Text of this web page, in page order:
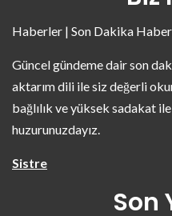
Haberler | Son Dakika
Güncel gündeme dair son
aktarım dili ile siz değerli
bağlılık ve yüksek sadakat
huzurunuzdayız.
Sistre
Son